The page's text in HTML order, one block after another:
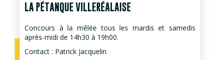
LA PÉTANQUE VILLERÉALAISE
Concours à la mêlée tous les mardis et samedis
après-midi de 14h30 à 19h00.
Contact : Patrick Jacquelin